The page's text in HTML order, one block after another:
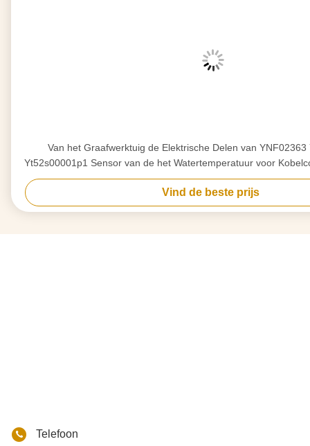
Van het Graafwerktuig de Elektrische Delen van YNF02363
Yt52s00001p1 Sensor van de het Watertemperatuur voor
6D31
Vind de beste prijs
Telefoon